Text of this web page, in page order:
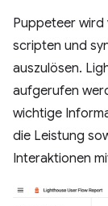
Puppeteer wird
scripten und
auszulösen.
aufgerufen
wichtige
die Leistung
Interaktionen